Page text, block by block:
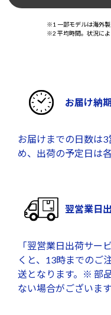
※1 一部モデルは海外製
※2 平均時間。状況によ
お届け納
お届けまでの日数は
め、出荷の予定日は
翌営業日
「翌営業日出荷サー
くと、13時までのご
送となります。※ 部
ない場合がございます